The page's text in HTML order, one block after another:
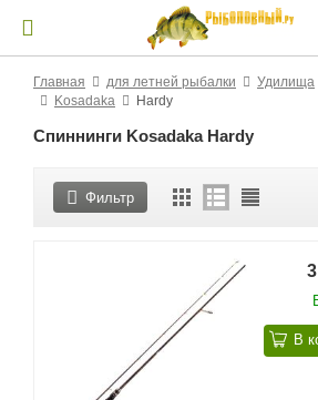
Главная для летней рыбалки Удилища
Kosadaka
Hardy
Спиннинги Kosadaka Hardy
Фильтр
В